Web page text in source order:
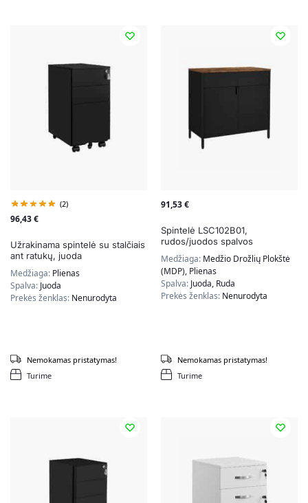
(2)
96,43€
Užrakinama spintelė su stalčiais
ant ratukų, juoda
Medžiaga: Plienas
Spalva: Juoda
Prekės ženklas: Nenurodyta
Turime
Nemokamas pristatymas!
91,53€
Spintelė LSC102B01,
rudos/juodos spalvos
Medžiaga: Medžio Drožlių Plokštė
(MDP), Plienas
Spalva: Juoda, Ruda
Prekės ženklas: Nenurodyta
Turime
Nemokamas pristatymas!